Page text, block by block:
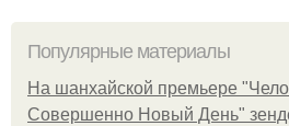
Популярные материалы
На шанхайской премьере
Совершенно Новый День"